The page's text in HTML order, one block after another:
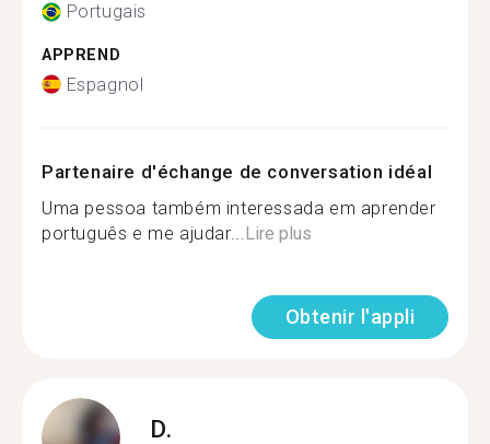
Portugais
APPREND
Espagnol
Partenaire d'échange de conversation idéal
Uma pessoa também interessada em aprender
português e me ajudar... Lire plus
Obtenir l'appli
D.